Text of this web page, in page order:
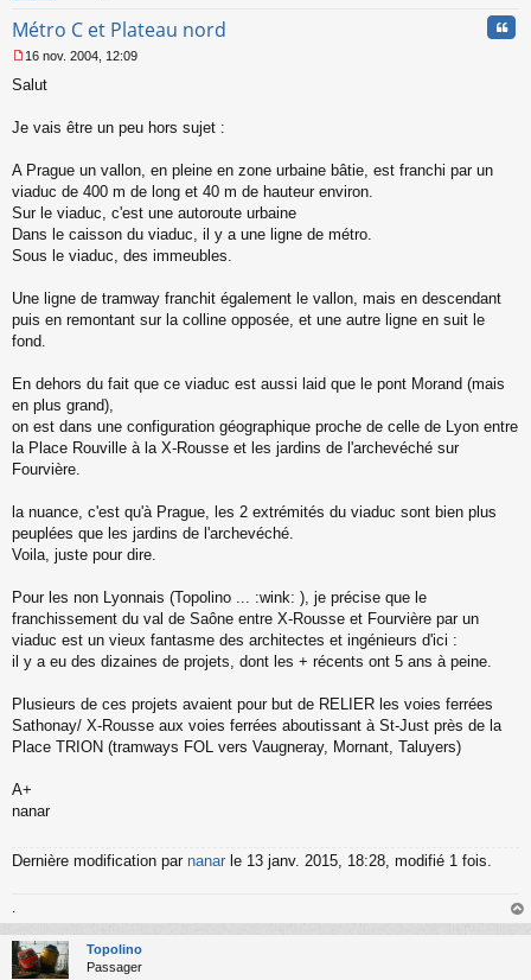
Métro C et Plateau nord
e
s
e
n
o
n
u
16 nov. 2004, 12:09
Salut
Je vais être un peu hors sujet :
A Prague un vallon, en pleine en zone urbaine bâtie, est franchi par un
viaduc de 400 m de long et 40 m de hauteur environ.
Sur le viaduc, c'est une autoroute urbaine
Dans le caisson du viaduc, il y a une ligne de métro.
Sous le viaduc, des immeubles.
Une ligne de tramway franchit également le vallon, mais en descendant
puis en remontant sur la colline opposée, et une autre ligne en suit le
fond.
En dehors du fait que ce viaduc est aussi laid que le pont Morand (mais
en plus grand),
on est dans une configuration géographique proche de celle de Lyon entre
la Place Rouville à la X-Rousse et les jardins de l'archevéché sur
Fourvière.
la nuance, c'est qu'à Prague, les 2 extrémités du viaduc sont bien plus
peuplées que les jardins de l'archevéché.
Voila, juste pour dire.
Pour les non Lyonnais (Topolino ... :wink: ), je précise que le
franchissement du val de Saône entre X-Rousse et Fourvière par un
viaduc est un vieux fantasme des architectes et ingénieurs d'ici :
il y a eu des dizaines de projets, dont les + récents ont 5 ans à peine.
Plusieurs de ces projets avaient pour but de RELIER les voies ferrées
Sathonay/ X-Rousse aux voies ferrées aboutissant à St-Just près de la
Place TRION (tramways FOL vers Vaugneray, Mornant, Taluyers)
A+
nanar
Dernière modification par nanar le 13 janv. 2015, 18:28, modifié 1 fois.
au
Topolino
Passager